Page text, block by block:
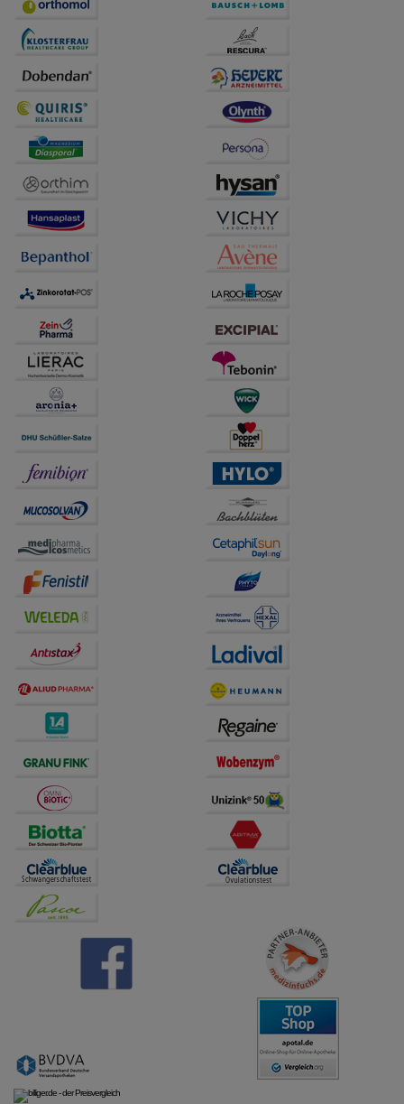
Informationen über die Art und Weise der Nutzung
unserer Website sammeln, mit deren Hilfe wir unsere
Website weiter für Sie optimieren können, den Inhalt
auf unserer Website aber auch die Werbung auf
Bitte beachten Sie, dass Daten hierfür teilweise an
übertragen werden.